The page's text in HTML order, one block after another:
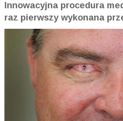
Innowacyjna procedura
raz pierwszy wykonana